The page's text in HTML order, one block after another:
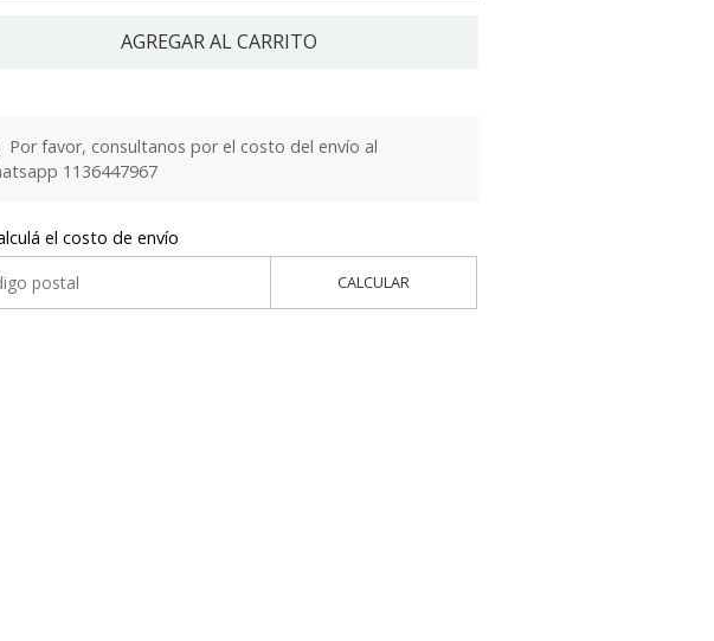
AGREGAR AL CARRITO
Por favor, consultanos por el costo del envío al
1136447967
el costo de envío
CALCULAR